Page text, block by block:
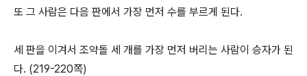
또 그 사람은 다음 판에서 가장 먼저 수를 부르게 된다.
세 판을 이겨서 조약돌 세 개를 가장 먼저 버리는 사람이 승자가 된
다. (219-220쪽)